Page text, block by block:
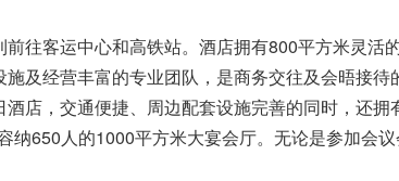
前往客运中心和高铁站。酒店拥有800平方米灵活
及经营丰富的专业团队，是商务交往及会晤接待
酒店 ，交通便捷、周边配套设施完善的同时，还拥
650人的1000平方米大宴会厅。无论是参加会议